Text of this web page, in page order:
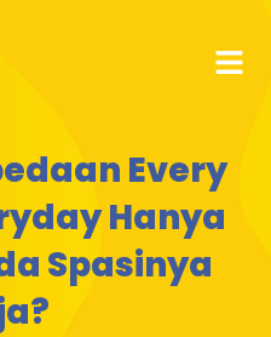
Every
Hanya
Spasinya